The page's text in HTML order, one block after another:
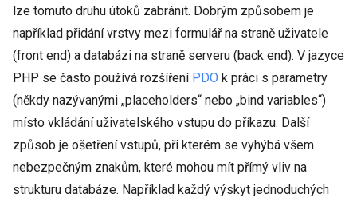
lze tomuto druhu útoků zabránit. Dobrým způsobem je
například přidání vrstvy mezi formulář na straně uživatele
(front end) a databázi na straně serveru (back end). V jazyce
PHP se často používá rozšíření PDO k práci s parametry
(někdy nazývanými „placeholders“ nebo „bind variables“)
místo vkládání uživatelského vstupu do příkazu. Další
způsob je ošetření vstupů, při kterém se vyhýbá všem
nebezpečným znakům, které mohou mít přímý vliv na
strukturu databáze. Například každý výskyt jednoduchých